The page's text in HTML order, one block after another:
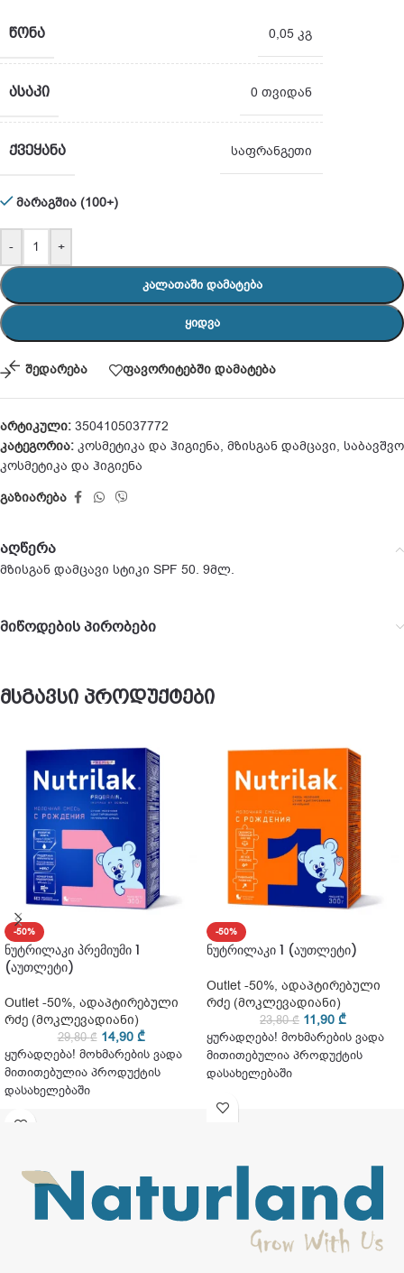
ᲬᲝᲜᲐ 0,05 კგ
ᲐᲡᲐᲙᲘ 0 თვიდან
ᲥᲕᲔᲧᲐᲜᲐ საფრანგეთი
მარაგშია (100+)
- +
ᲙᲐᲚᲐᲗᲐᲨᲘ ᲓᲐᲛᲐᲢᲔᲑᲐ
ᲧᲘᲓᲕᲐ
შედარება ფავორიტებში დამატება
არტიკული: 3504105037772
კატეგორია: კოსმეტიკა და ჰიგიენა, მზისგან დამცავი, საბავშვო
კოსმეტიკა და ჰიგიენა
გაზიარება
აღწერა
მზისგან დამცავი სტიკი SPF 50. 9მლ.
მიწოდების პირობები
მსგავსი პროდუქტები
-50%
ნუტრილაკი პრემიუმი 1
(აუთლეტი)
Outlet -50%, ადაპტირებული
რძე (მოკლევადიანი)
29,80₾ 14,90 ₾
ყურადღება! მოხმარების ვადა
მითითებულია პროდუქტის
დასახელებაში
-50%
ნუტრილაკი 1 (აუთლეტი)
Outlet -50%, ადაპტირებული
რძე (მოკლევადიანი)
23,80₾ 11,90 ₾
ყურადღება! მოხმარების ვადა
მითითებულია პროდუქტის
დასახელებაში